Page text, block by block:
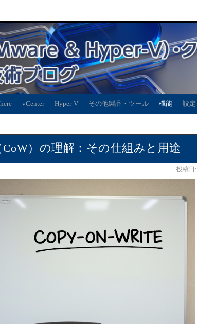
vCenter Hyper-V その他製品・ツール 機能 設定
）の理解：その仕組みと用途
投稿日: